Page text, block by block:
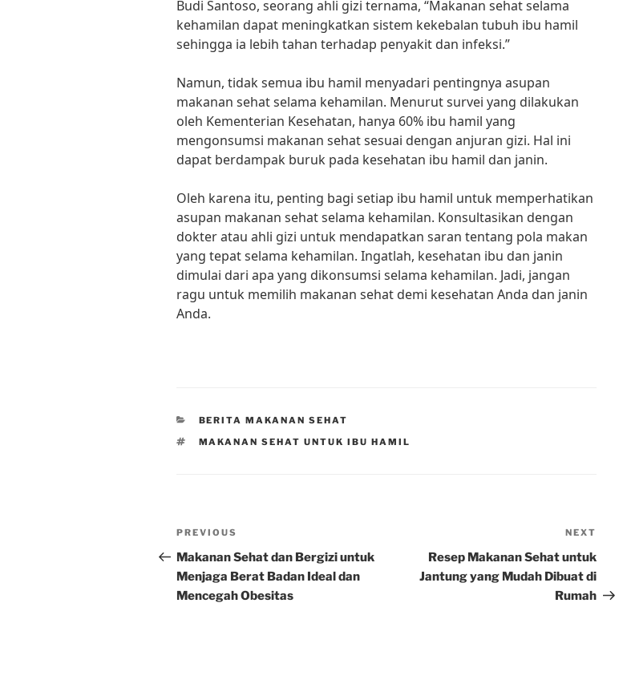
Budi Santoso, seorang ahli gizi ternama, “Makanan sehat selama
kehamilan dapat meningkatkan sistem kekebalan tubuh ibu hamil
sehingga ia lebih tahan terhadap penyakit dan infeksi.”
Namun, tidak semua ibu hamil menyadari pentingnya asupan
makanan sehat selama kehamilan. Menurut survei yang dilakukan
oleh Kementerian Kesehatan, hanya 60% ibu hamil yang
mengonsumsi makanan sehat sesuai dengan anjuran gizi. Hal ini
dapat berdampak buruk pada kesehatan ibu hamil dan janin.
Oleh karena itu, penting bagi setiap ibu hamil untuk memperhatikan
asupan makanan sehat selama kehamilan. Konsultasikan dengan
dokter atau ahli gizi untuk mendapatkan saran tentang pola makan
yang tepat selama kehamilan. Ingatlah, kesehatan ibu dan janin
dimulai dari apa yang dikonsumsi selama kehamilan. Jadi, jangan
ragu untuk memilih makanan sehat demi kesehatan Anda dan janin
Anda.
CATEGORIES
BERITA MAKANAN SEHAT
TAGS
MAKANAN SEHAT UNTUK IBU HAMIL
Post
navigation
Previous
Post
PREVIOUS
Makanan Sehat dan Bergizi untuk
Menjaga Berat Badan Ideal dan
Mencegah Obesitas
Post
NEXT
Resep Makanan Sehat untuk
Jantung yang Mudah Dibuat di
Rumah